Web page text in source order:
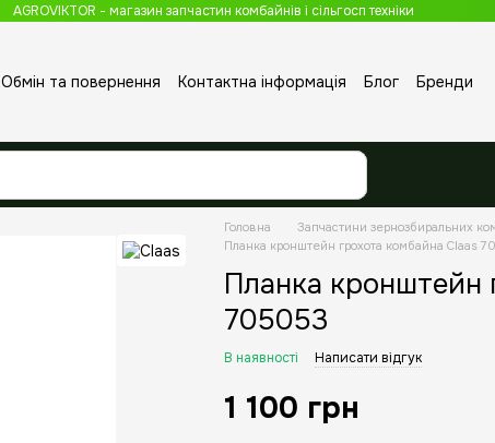
AGROVIKTOR - магазин запчастин комбайнів і сільгосп техніки
Обмін та повернення Контактна інформація Блог
Бренди
Головна Запчастини зернозбиральних
Планка кронштейн грохота комбайна Claas
Планка кронштейн
705053
В наявності Написати відгук
1 100 грн